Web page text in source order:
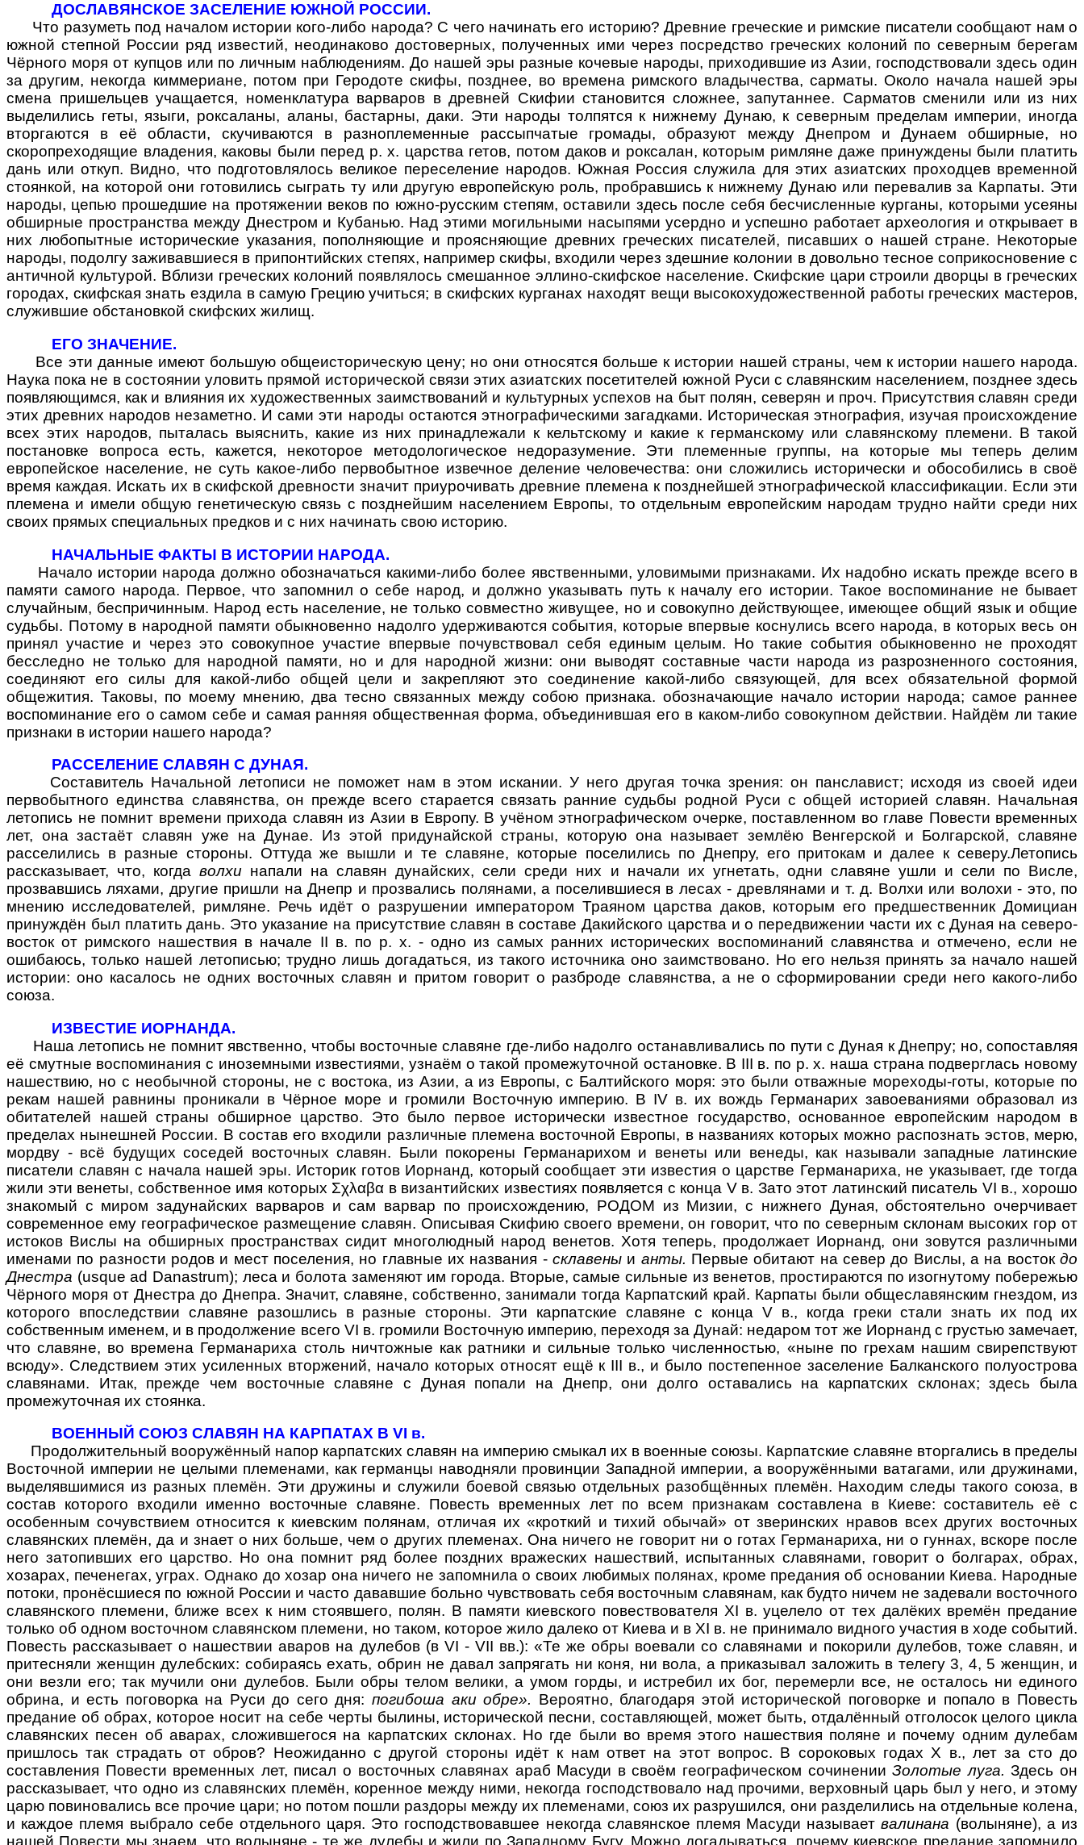
ДОСЛАВЯНСКОЕ ЗАСЕЛЕНИЕ ЮЖНОЙ РОССИИ.
Что разуметь под началом истории кого-либо народа? С чего начинать его историю? Древние греческие и римские писатели сообщают нам о
южной степной России ряд известий, неодинаково достоверных, полученных ими через посредство греческих колоний по северным берегам
Чёрного моря от купцов или по личным наблюдениям. До нашей эры разные кочевые народы, приходившие из Азии, господствовали здесь один
за другим, некогда киммериане, потом при Геродоте скифы, позднее, во времена римского владычества, сарматы. Около начала нашей эры
смена пришельцев учащается, номенклатура варваров в древней Скифии становится сложнее, запутаннее. Сарматов сменили или из них
выделились геты, языги, роксаланы, аланы, бастарны, даки. Эти народы толпятся к нижнему Дунаю, к северным пределам империи, иногда
вторгаются в её области, скучиваются в разноплеменные рассыпчатые громады, образуют между Днепром и Дунаем обширные, но
скоропреходящие владения, каковы были перед р. х. царства гетов, потом даков и роксалан, которым римляне даже принуждены были платить
дань или откуп. Видно, что подготовлялось великое переселение народов. Южная Россия служила для этих азиатских проходцев временной
стоянкой, на которой они готовились сыграть ту или другую европейскую роль, пробравшись к нижнему Дунаю или перевалив за Карпаты. Эти
народы, цепью прошедшие на протяжении веков по южно-русским степям, оставили здесь после себя бесчисленные курганы, которыми усеяны
обширные пространства между Днестром и Кубанью. Над этими могильными насыпями усердно и успешно работает археология и открывает в
них любопытные исторические указания, пополняющие и проясняющие древних греческих писателей, писавших о нашей стране. Некоторые
народы, подолгу заживавшиеся в припонтийских степях, например скифы, входили через здешние колонии в довольно тесное соприкосновение с
античной культурой. Вблизи греческих колоний появлялось смешанное эллино-скифское население. Скифские цари строили дворцы в греческих
городах, скифская знать ездила в самую Грецию учиться; в скифских курганах находят вещи высокохудожественной работы греческих мастеров,
служившие обстановкой скифских жилищ.
ЕГО ЗНАЧЕНИЕ.
Все эти данные имеют большую общеисторическую цену; но они относятся больше к истории нашей страны, чем к истории нашего народа.
Наука пока не в состоянии уловить прямой исторической связи этих азиатских посетителей южной Руси с славянским населением, позднее здесь
появляющимся, как и влияния их художественных заимствований и культурных успехов на быт полян, северян и проч. Присутствия славян среди
этих древних народов незаметно. И сами эти народы остаются этнографическими загадками. Историческая этнография, изучая происхождение
всех этих народов, пыталась выяснить, какие из них принадлежали к кельтскому и какие к германскому или славянскому племени. В такой
постановке вопроса есть, кажется, некоторое методологическое недоразумение. Эти племенные группы, на которые мы теперь делим
европейское население, не суть какое-либо первобытное извечное деление человечества: они сложились исторически и обособились в своё
время каждая. Искать их в скифской древности значит приурочивать древние племена к позднейшей этнографической классификации. Если эти
племена и имели общую генетическую связь с позднейшим населением Европы, то отдельным европейским народам трудно найти среди них
своих прямых специальных предков и с них начинать свою историю.
НАЧАЛЬНЫЕ ФАКТЫ В ИСТОРИИ НАРОДА.
Начало истории народа должно обозначаться какими-либо более явственными, уловимыми признаками. Их надобно искать прежде всего в
памяти самого народа. Первое, что запомнил о себе народ, и должно указывать путь к началу его истории. Такое воспоминание не бывает
случайным, беспричинным. Народ есть население, не только совместно живущее, но и совокупно действующее, имеющее общий язык и общие
судьбы. Потому в народной памяти обыкновенно надолго удерживаются события, которые впервые коснулись всего народа, в которых весь он
принял участие и через это совокупное участие впервые почувствовал себя единым целым. Но такие события обыкновенно не проходят
бесследно не только для народной памяти, но и для народной жизни: они выводят составные части народа из разрозненного состояния,
соединяют его силы для какой-либо общей цели и закрепляют это соединение какой-либо связующей, для всех обязательной формой
общежития. Таковы, по моему мнению, два тесно связанных между собою признака. обозначающие начало истории народа; самое раннее
воспоминание его о самом себе и самая ранняя общественная форма, объединившая его в каком-либо совокупном действии. Найдём ли такие
признаки в истории нашего народа?
РАССЕЛЕНИЕ СЛАВЯН С ДУНАЯ.
Составитель Начальной летописи не поможет нам в этом искании. У него другая точка зрения: он панславист; исходя из своей идеи
первобытного единства славянства, он прежде всего старается связать ранние судьбы родной Руси с общей историей славян. Начальная
летопись не помнит времени прихода славян из Азии в Европу. В учёном этнографическом очерке, поставленном во главе Повести временных
лет, она застаёт славян уже на Дунае. Из этой придунайской страны, которую она называет землёю Венгерской и Болгарской, славяне
расселились в разные стороны. Оттуда же вышли и те славяне, которые поселились по Днепру, его притокам и далее к северу.Летопись
рассказывает, что, когдаволхи напали на славян дунайских, сели среди них и начали их угнетать, одни славяне ушли и сели по Висле,
прозвавшись ляхами, другие пришли на Днепр и прозвались полянами, а поселившиеся в лесах - древлянами и т. д. Волхи или волохи - это, по
мнению исследователей, римляне. Речь идёт о разрушении императором Траяном царства даков, которым его предшественник Домициан
принуждён был платить дань. Это указание на присутствие славян в составе Дакийского царства и о передвижении части их с Дуная на северо-
восток от римского нашествия в начале II в. по р. х. - одно из самых ранних исторических воспоминаний славянства и отмечено, если не
ошибаюсь, только нашей летописью; трудно лишь догадаться, из такого источника оно заимствовано. Но его нельзя принять за начало нашей
истории: оно касалось не одних восточных славян и притом говорит о разброде славянства, а не о сформировании среди него какого-либо
союза.
ИЗВЕСТИЕ ИОРНАНДА.
Наша летопись не помнит явственно, чтобы восточные славяне где-либо надолго останавливались по пути с Дуная к Днепру; но, сопоставляя
её смутные воспоминания с иноземными известиями, узнаём о такой промежуточной остановке. В III в. по р. х. наша страна подверглась новому
нашествию, но с необычной стороны, не с востока, из Азии, а из Европы, с Балтийского моря: это были отважные мореходы-готы, которые по
рекам нашей равнины проникали в Чёрное море и громили Восточную империю. В IV в. их вождь Германарих завоеваниями образовал из
обитателей нашей страны обширное царство. Это было первое исторически известное государство, основанное европейским народом в
пределах нынешней России. В состав его входили различные племена восточной Европы, в названиях которых можно распознать эстов, мерю,
мордву - всё будущих соседей восточных славян. Были покорены Германарихом и венеты или венеды, как называли западные латинские
писатели славян с начала нашей эры. Историк готов Иорнанд, который сообщает эти известия о царстве Германариха, не указывает, где тогда
жили эти венеты, собственное имя которых Σχλαβα в византийских известиях появляется с конца V в. Зато этот латинский писатель VI в., хорошо
знакомый с миром задунайских варваров и сам варвар по происхождению, РОДОМ из Мизии, с нижнего Дуная, обстоятельно очерчивает
современное ему географическое размещение славян. Описывая Скифию своего времени, он говорит, что по северным склонам высоких гор от
истоков Вислы на обширных пространствах сидит многолюдный народ венетов. Хотя теперь, продолжает Иорнанд, они зовутся различными
именами по разности родов и мест поселения, но главные их названия - склавены и анты. Первые обитают на север до Вислы, а на востокдо
Днестра (usque ad Danastrum); леса и болота заменяют им города. Вторые, самые сильные из венетов, простираются по изогнутому побережью
Чёрного моря от Днестра до Днепра. Значит, славяне, собственно, занимали тогда Карпатский край. Карпаты были общеславянским гнездом, из
которого впоследствии славяне разошлись в разные стороны. Эти карпатские славяне с конца V в., когда греки стали знать их под их
собственным именем, и в продолжение всего VI в. громили Восточную империю, переходя за Дунай: недаром тот же Иорнанд с грустью замечает,
что славяне, во времена Германариха столь ничтожные как ратники и сильные только численностью, «ныне по грехам нашим свирепствуют
всюду». Следствием этих усиленных вторжений, начало которых относят ещё к III в., и было постепенное заселение Балканского полуострова
славянами. Итак, прежде чем восточные славяне с Дуная попали на Днепр, они долго оставались на карпатских склонах; здесь была
промежуточная их стоянка.
ВОЕННЫЙ СОЮЗ СЛАВЯН НА КАРПАТАХ В VI в.
Продолжительный вооружённый напор карпатских славян на империю смыкал их в военные союзы. Карпатские славяне вторгались в пределы
Восточной империи не целыми племенами, как германцы наводняли провинции Западной империи, а вооружёнными ватагами, или дружинами,
выделявшимися из разных племён. Эти дружины и служили боевой связью отдельных разобщённых племён. Находим следы такого союза, в
состав которого входили именно восточные славяне. Повесть временных лет по всем признакам составлена в Киеве: составитель её с
особенным сочувствием относится к киевским полянам, отличая их «кроткий и тихий обычай» от зверинских нравов всех других восточных
славянских племён, да и знает о них больше, чем о других племенах. Она ничего не говорит ни о готах Германариха, ни о гуннах, вскоре после
него затопивших его царство. Но она помнит ряд более поздних вражеских нашествий, испытанных славянами, говорит о болгарах, обрах,
хозарах, печенегах, уграх. Однако до хозар она ничего не запомнила о своих любимых полянах, кроме предания об основании Киева. Народные
потоки, пронёсшиеся по южной России и часто дававшие больно чувствовать себя восточным славянам, как будто ничем не задевали восточного
славянского племени, ближе всех к ним стоявшего, полян. В памяти киевского повествователя XI в. уцелело от тех далёких времён предание
только об одном восточном славянском племени, но таком, которое жило далеко от Киева и в XI в. не принимало видного участия в ходе событий.
Повесть рассказывает о нашествии аваров на дулебов (в VI - VII вв.): «Те же обры воевали со славянами и покорили дулебов, тоже славян, и
притесняли женщин дулебских: собираясь ехать, обрин не давал запрягать ни коня, ни вола, а приказывал заложить в телегу 3, 4, 5 женщин, и
они везли его; так мучили они дулебов. Были обры телом велики, а умом горды, и истребил их бог, перемерли все, не осталось ни единого
обрина, и есть поговорка на Руси до сего дня: погибоша аки обре». Вероятно, благодаря этой исторической поговорке и попало в Повесть
предание об обрах, которое носит на себе черты былины, исторической песни, составляющей, может быть, отдалённый отголосок целого цикла
славянских песен об аварах, сложившегося на карпатских склонах. Но где были во время этого нашествия поляне и почему одним дулебам
пришлось так страдать от обров? Неожиданно с другой стороны идёт к нам ответ на этот вопрос. В сороковых годах Х в., лет за сто до
составления Повести временных лет, писал о восточных славянах араб Масуди в своём географическом сочиненииЗолотые луга.Здесь он
рассказывает, что одно из славянских племён, коренное между ними, некогда господствовало над прочими, верховный царь был у него, и этому
царю повиновались все прочие цари; но потом пошли раздоры между их племенами, союз их разрушился, они разделились на отдельные колена,
и каждое племя выбрало себе отдельного царя. Это господствовавшее некогда славянское племя Масуди называетвалинана (волыняне), а из